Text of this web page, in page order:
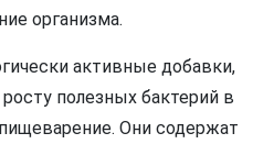
организма.
активные добавки,
полезных бактерий в
Они содержат